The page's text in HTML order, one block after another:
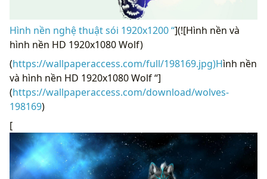
Hình nền nghệ thuật sói 1920x1200 “](![Hình nền và
hình nền HD 1920x1080 Wolf)
(https://wallpaperaccess.com/full/198169.jpg)Hình nền
và hình nền HD 1920x1080 Wolf “]
(https://wallpaperaccess.com/download/wolves-
198169)
[